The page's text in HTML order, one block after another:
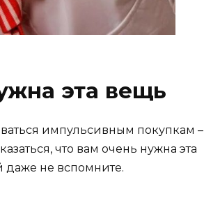
эта вещь
импульсивным покупкам –
что вам очень нужна эта
даже не вспомните.